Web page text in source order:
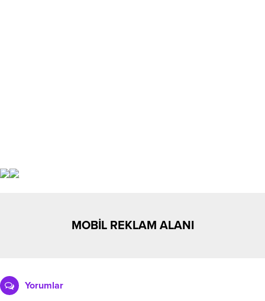
MOBİL REKLAM ALANI
Yorumlar